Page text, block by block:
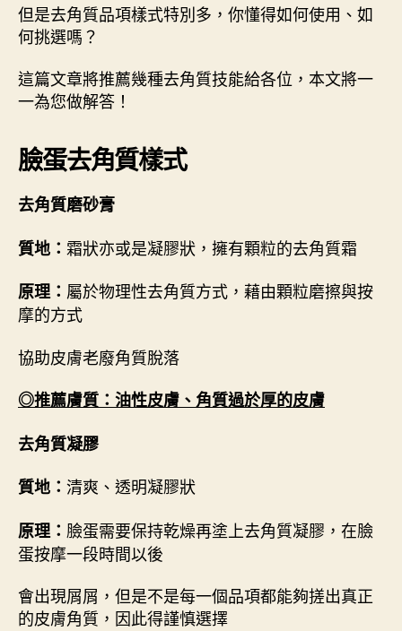
但是去角質品項樣式特別多，你懂得如何使用、如
何挑選嗎？
這篇文章將推薦幾種去角質技能給各位，本文將一
一為您做解答！
臉蛋去角質樣式
去角質磨砂膏
質地： 霜狀亦或是凝膠狀，擁有顆粒的去角質霜
原理： 屬於物理性去角質方式，藉由顆粒磨擦與按
摩的方式
協助皮膚老廢角質脫落
◎推薦膚質：油性皮膚、角質過於厚的皮膚
去角質凝膠
質地： 清爽、透明凝膠狀
原理： 臉蛋需要保持乾燥再塗上去角質凝膠，在臉
蛋按摩一段時間以後
會出現屑屑，但是不是每一個品項都能夠搓出真正
的皮膚角質，因此得謹慎選擇